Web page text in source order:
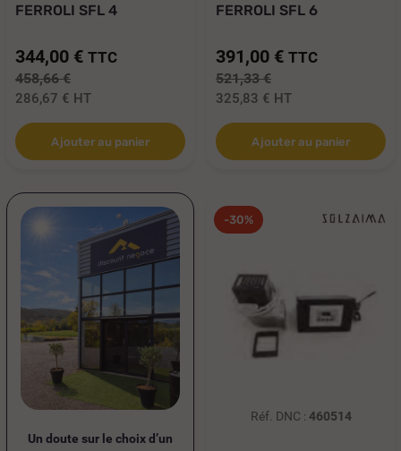
FERROLI SFL 4
344,00 € TTC
458,66 €
286,67 € HT
Ajouter au panier
FERROLI SFL 6
391,00 € TTC
521,33 €
325,83 € HT
Ajouter au panier
Un doute sur le choix d’un
-30%
Réf. DNC : 460514